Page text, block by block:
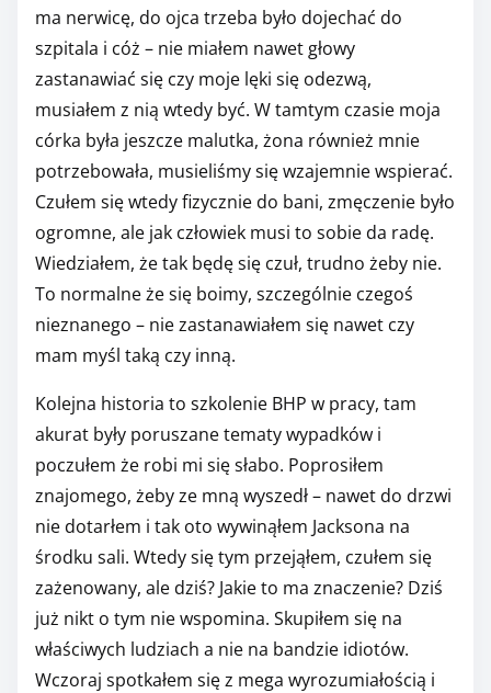
ma nerwicę, do ojca trzeba było dojechać do
szpitala i cóż – nie miałem nawet głowy
zastanawiać się czy moje lęki się odezwą,
musiałem z nią wtedy być. W tamtym czasie moja
córka była jeszcze malutka, żona również mnie
potrzebowała, musieliśmy się wzajemnie wspierać.
Czułem się wtedy fizycznie do bani, zmęczenie było
ogromne, ale jak człowiek musi to sobie da radę.
Wiedziałem, że tak będę się czuł, trudno żeby nie.
To normalne że się boimy, szczególnie czegoś
nieznanego – nie zastanawiałem się nawet czy
mam myśl taką czy inną.
Kolejna historia to szkolenie BHP w pracy, tam
akurat były poruszane tematy wypadków i
poczułem że robi mi się słabo. Poprosiłem
znajomego, żeby ze mną wyszedł – nawet do drzwi
nie dotarłem i tak oto wywinąłem Jacksona na
środku sali. Wtedy się tym przejąłem, czułem się
zażenowany, ale dziś? Jakie to ma znaczenie? Dziś
już nikt o tym nie wspomina. Skupiłem się na
właściwych ludziach a nie na bandzie idiotów.
Wczoraj spotkałem się z mega wyrozumiałością i